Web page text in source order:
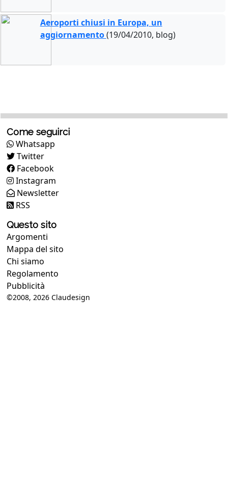
Aeroporti chiusi in Europa, un
aggiornamento(19/04/2010, blog)
Come seguirci
Whatsapp
Twitter
Facebook
Instagram
Newsletter
RSS
Questo sito
Argomenti
Mappa del sito
Chi siamo
Regolamento
Pubblicità
©2008, 2026 Claudesign